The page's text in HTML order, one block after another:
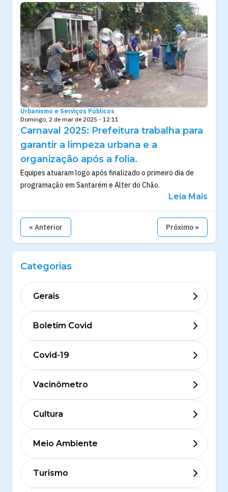
Urbanismo e Serviços Públicos
Domingo, 2 de mar de 2025 - 12:11
Carnaval 2025: Prefeitura trabalha para
garantir a limpeza urbana e a
organização após a folia.
Equipes atuaram logo após finalizado o primeiro dia de
programação em Santarém e Alter do Chão.
Leia Mais
« Anterior Próximo »
Categorias
Gerais
Boletim Covid
Covid-19
Vacinômetro
Cultura
Meio Ambiente
Turismo